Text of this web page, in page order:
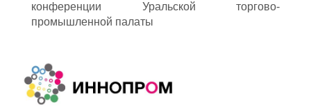
конференции Уральской торгово-
промышленной палаты